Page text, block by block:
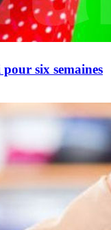
pour six semaines